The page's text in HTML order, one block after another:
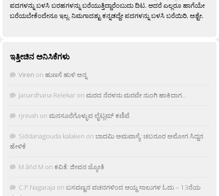
ಪದಗಳನ್ನು ಬಳಸಿ ಬರಹಗಳನ್ನು ಬರೆಯುತ್ತಿದ್ದಾರೆಂಬುದು ದಿಟ. ಆದರೆ ಎಲ್ಲರೂ ಹಾಗೆಯೇ
ಬರೆಯಬೇಕೆಂದೇನೂ ಇಲ್ಲ. ನಿಮಗಾದಶ್ಟು ಕನ್ನಡದ್ದೇ ಪದಗಳನ್ನು ಬಳಸಿ ಬರೆಯಿರಿ, ಅಶ್ಟೇ.
ಇತ್ತೀಚಿನ ಅನಿಸಿಕೆಗಳು
Viren on ಹುಣಸೆ ಹುಳಿ ಅನ್ನ
Janardhana Relekar on ಮರದ ನೆರಳನು ಮರವೇ ನುಂಗಿ ಹಾಕಿದಾಗ…
rjnivah on ಮನಸೂರೆಗೊಳ್ಳುವ ಲೈಟ್ಲಮ್ ಕಣಿವೆ
Siddanagouda kalakeri on ಬಾದಮಿ ಅಮವಾಸ್ಯೆ: ಚಬನೂರ ಅಮೋಗ ಸಿದ್ದನ
ಹೇಳಿಕೆ
M âñd M on ಕವಿತೆ: ಜೀವನ ಜ್ಯೋತಿ
C.P.Nagaraja on ಬಸವಣ್ಣನ ವಚನಗಳಿಂದ ಆಯ್ದ ಸಾಲುಗಳ ಓದು – 13ನೆಯ